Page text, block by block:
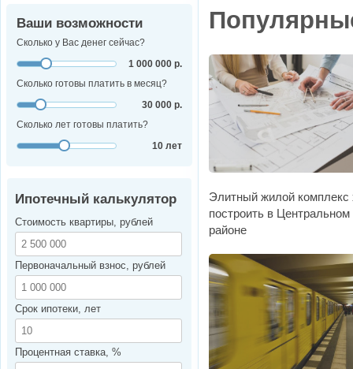
Элитный жилой комплекс
построить в Центральном
районе
Ваши возможности
Сколько у Вас денег сейчас?
1 000 000 р.
Сколько готовы платить в месяц?
30 000 р.
Сколько лет готовы платить?
10 лет
Ипотечный калькулятор
Стоимость квартиры, рублей
Первоначальный взнос, рублей
Срок ипотеки, лет
Процентная ставка, %